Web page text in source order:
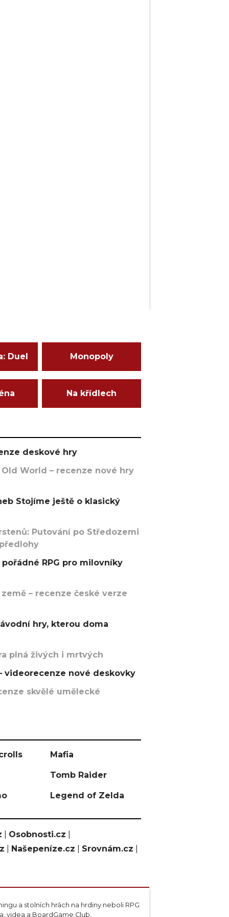
Duel Monopoly
Na křídlech
deskové hry
World – recenze nové hry
Stojíme ještě o klasický
Putování po Středozemi
RPG pro milovníky
– recenze české verze
hry, kterou doma
plná živých i mrtvých
videorecenze nové deskovky
skvělé umělecké
Mafia
Tomb Raider
Legend of Zelda
Osobnosti.cz
Našepeníze.cz Srovnám.cz
a stolních hrách na hrdiny neboli RPG
videa a BoardGame Club.